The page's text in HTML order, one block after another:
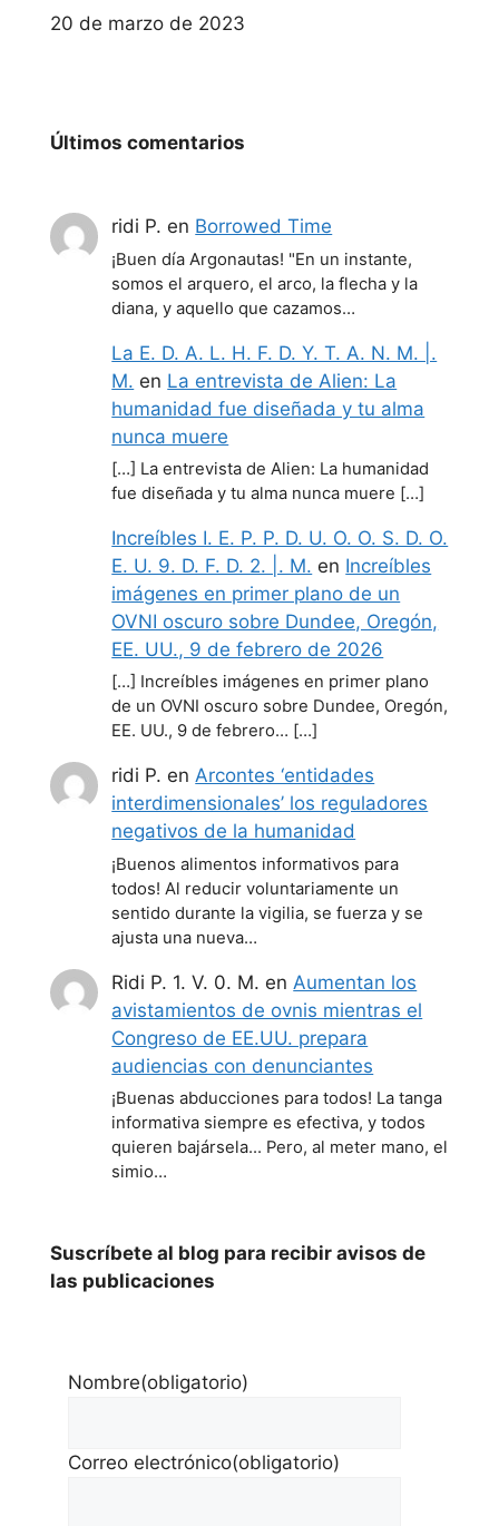
Fecha
20 de marzo de 2023
Últimos comentarios
ridi P. en Borrowed Time
¡Buen día Argonautas! "En un instante,
somos el arquero, el arco, la flecha y la
diana, y aquello que cazamos…
La E. D. A. L. H. F. D. Y. T. A. N. M. |.
M. en La entrevista de Alien: La
humanidad fue diseñada y tu alma
nunca muere
[…] La entrevista de Alien: La humanidad
fue diseñada y tu alma nunca muere […]
Increíbles I. E. P. P. D. U. O. O. S. D. O.
E. U. 9. D. F. D. 2. |. M. en Increíbles
imágenes en primer plano de un
OVNI oscuro sobre Dundee, Oregón,
EE. UU., 9 de febrero de 2026
[…] Increíbles imágenes en primer plano
de un OVNI oscuro sobre Dundee, Oregón,
EE. UU., 9 de febrero… […]
ridi P. enArcontes ‘entidades
interdimensionales’ los reguladores
negativos de la humanidad
¡Buenos alimentos informativos para
todos! Al reducir voluntariamente un
sentido durante la vigilia, se fuerza y se
ajusta una nueva…
Ridi P. 1. V. 0. M. en Aumentan los
avistamientos de ovnis mientras el
Congreso de EE.UU. prepara
audiencias con denunciantes
¡Buenas abducciones para todos! La tanga
informativa siempre es efectiva, y todos
quieren bajársela... Pero, al meter mano, el
simio…
Suscríbete al blog para recibir avisos de
las publicaciones
Nombre(obligatorio)
Correo electrónico(obligatorio)